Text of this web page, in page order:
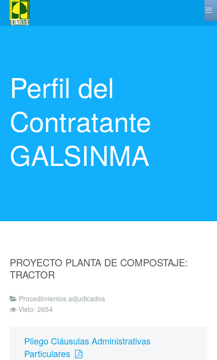
≡
Perfil del
Contratante
GALSINMA
PROYECTO PLANTA DE COMPOSTAJE:
TRACTOR
Procedimientos adjudicados
Visto: 2654
Pliego Cláusulas Administrativas
Particulares